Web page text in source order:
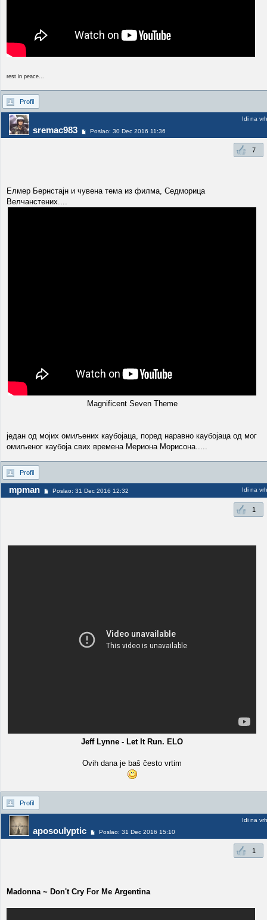
rest in peace...
Profil
sremac983 Poslao: 30 Dec 2016 11:36
Idi na vrh
7
Елмер Бернстајн и чувена тема из филма, Седморица
Велчанстених....
Magnificent Seven Theme
један од мојих омиљених каубојаца, поред наравно каубојаца од мог
омиљеног каубоја свих времена Мериона Морисона.....
Profil
mpman Poslao: 31 Dec 2016 12:32 Idi na vrh
1
Jeff Lynne - Let It Run. ELO
Ovih dana je baš često vrtim
Profil
aposoulyptic Poslao: 31 Dec 2016 15:10
Idi na vrh
1
Madonna ~ Don't Cry For Me Argentina